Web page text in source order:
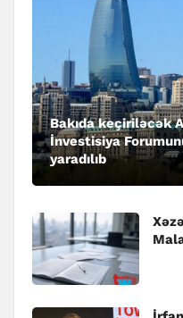
Bakıda keçiriləcək
İnvestisiya
yaradılıb